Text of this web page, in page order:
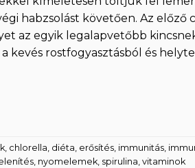
habzsolást követően. Az előző
az egyik legalapvetőbb
rostfogyasztásból és
chlorella diéta erősítés immunitás
nyomelemek spirulina vitaminok